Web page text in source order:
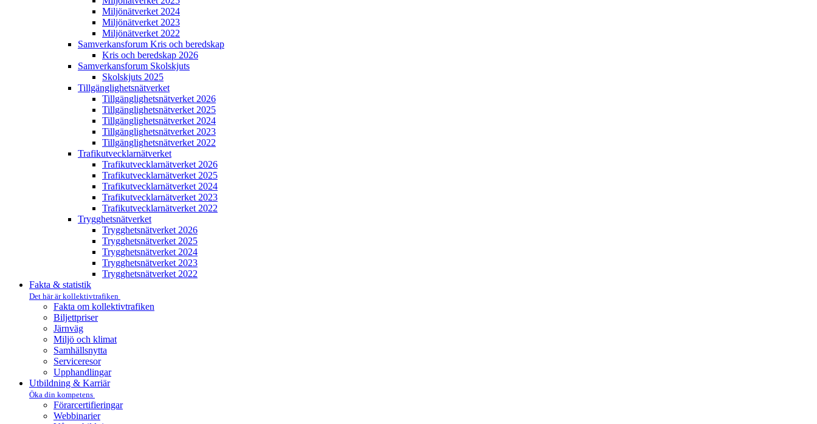
Miljö­nätverket 2024
Miljö­nätverket 2023
Miljö­nätverket 2022
Samverkans­forum Kris och beredskap
Kris och beredskap 2026
Samverkans­forum Skolskjuts
Skolskjuts 2025
Tillgänglighets­nätverket
Tillgänglighets­nätverket 2026
Tillgänglighets­nätverket 2025
Tillgänglighets­nätverket 2024
Tillgänglighets­nätverket 2023
Tillgänglighets­nätverket 2022
Trafikutvecklar­nätverket
Trafikutvecklar­nätverket 2026
Trafikutvecklar­nätverket 2025
Trafikutvecklar­nätverket 2024
Trafikutvecklar­nätverket 2023
Trafikutvecklar­nätverket 2022
Trygghets­nätverket
Trygghets­nätverket 2026
Trygghets­nätverket 2025
Trygghets­nätverket 2024
Trygghets­nätverket 2023
Trygghets­nätverket 2022
Fakta & statistik
Det här är kollektivtrafiken
Fakta om kollektivtrafiken
Biljettpriser
Järnväg
Miljö och klimat
Samhällsnytta
Serviceresor
Upphandlingar
Utbildning & Karriär
Öka din kompetens
Förarcertifieringar
Webbinarier